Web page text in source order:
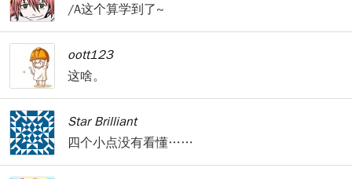
/A这个算学到了~
oott123
这啥。
Star Brilliant
四个小点没有看懂……